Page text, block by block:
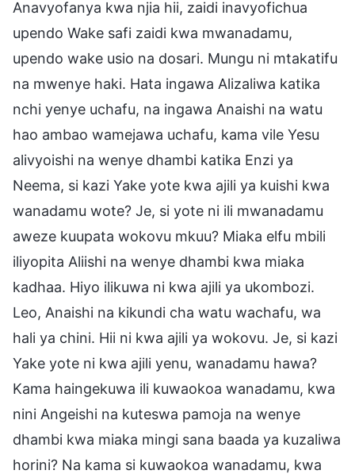
Anavyofanya kwa njia hii, zaidi inavyofichua
upendo Wake safi zaidi kwa mwanadamu,
upendo wake usio na dosari. Mungu ni mtakatifu
na mwenye haki. Hata ingawa Alizaliwa katika
nchi yenye uchafu, na ingawa Anaishi na watu
hao ambao wamejawa uchafu, kama vile Yesu
alivyoishi na wenye dhambi katika Enzi ya
Neema, si kazi Yake yote kwa ajili ya kuishi kwa
wanadamu wote? Je, si yote ni ili mwanadamu
aweze kuupata wokovu mkuu? Miaka elfu mbili
iliyopita Aliishi na wenye dhambi kwa miaka
kadhaa. Hiyo ilikuwa ni kwa ajili ya ukombozi.
Leo, Anaishi na kikundi cha watu wachafu, wa
hali ya chini. Hii ni kwa ajili ya wokovu. Je, si kazi
Yake yote ni kwa ajili yenu, wanadamu hawa?
Kama haingekuwa ili kuwaokoa wanadamu, kwa
nini Angeishi na kuteswa pamoja na wenye
dhambi kwa miaka mingi sana baada ya kuzaliwa
horini? Na kama si kuwaokoa wanadamu, kwa